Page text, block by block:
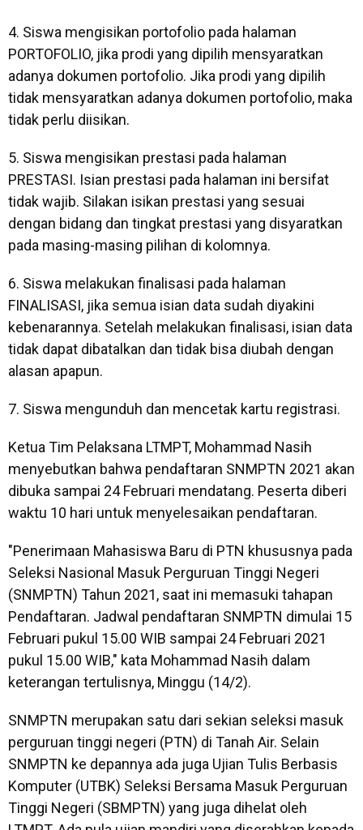
4. Siswa mengisikan portofolio pada halaman
PORTOFOLIO, jika prodi yang dipilih mensyaratkan
adanya dokumen portofolio. Jika prodi yang dipilih
tidak mensyaratkan adanya dokumen portofolio, maka
tidak perlu diisikan.
5. Siswa mengisikan prestasi pada halaman
PRESTASI. Isian prestasi pada halaman ini bersifat
tidak wajib. Silakan isikan prestasi yang sesuai
dengan bidang dan tingkat prestasi yang disyaratkan
pada masing-masing pilihan di kolomnya.
6. Siswa melakukan finalisasi pada halaman
FINALISASI, jika semua isian data sudah diyakini
kebenarannya. Setelah melakukan finalisasi, isian data
tidak dapat dibatalkan dan tidak bisa diubah dengan
alasan apapun.
7. Siswa mengunduh dan mencetak kartu registrasi.
Ketua Tim Pelaksana LTMPT, Mohammad Nasih
menyebutkan bahwa pendaftaran SNMPTN 2021 akan
dibuka sampai 24 Februari mendatang. Peserta diberi
waktu 10 hari untuk menyelesaikan pendaftaran.
"Penerimaan Mahasiswa Baru di PTN khususnya pada
Seleksi Nasional Masuk Perguruan Tinggi Negeri
(SNMPTN) Tahun 2021, saat ini memasuki tahapan
Pendaftaran. Jadwal pendaftaran SNMPTN dimulai 15
Februari pukul 15.00 WIB sampai 24 Februari 2021
pukul 15.00 WIB," kata Mohammad Nasih dalam
keterangan tertulisnya, Minggu (14/2).
SNMPTN merupakan satu dari sekian seleksi masuk
perguruan tinggi negeri (PTN) di Tanah Air. Selain
SNMPTN ke depannya ada juga Ujian Tulis Berbasis
Komputer (UTBK) Seleksi Bersama Masuk Perguruan
Tinggi Negeri (SBMPTN) yang juga dihelat oleh